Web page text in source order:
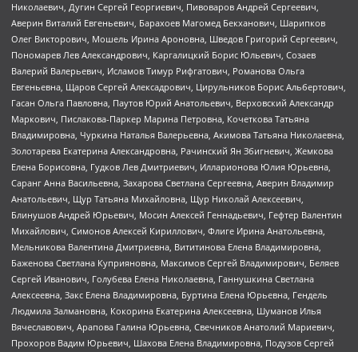
Николаевич, Дугин Сергей Георгиевич, Пивоваров Андрей Сергеевич,
Аверин Виталий Евгеньевич, Барахоев Магомед Бекханович, Шарипков
Олег Викторович, Мошель Ирина Ароновна, Шведов Григорий Сергеевич,
Пономарев Лев Александрович, Каргалицкий Борис Юльевич, Созаев
Валерий Валерьевич, Исламов Тимур Рифгатович, Романова Ольга
Евгеньевна, Щаров Сергей Алексадрович, Цирульников Борис Альбертович,
Гасан Ольга Павловна, Паутов Юрий Анатольевич, Верховский Александр
Маркович, Пислакова-Паркер Марина Петровна, Кочеткова Татьяна
Владимировна, Чуркина Наталья Валерьевна, Акимова Татьяна Николаевна,
Золотарева Екатерина Александровна, Рачинский Ян Збигневич, Жемкова
Елена Борисовна, Гудков Лев Дмитриевич, Илларионова Юлия Юрьевна,
Саранг Анна Васильевна, Захарова Светлана Сергеевна, Аверин Владимир
Анатольевич, Щур Татьяна Михайловна, Щур Николай Алексеевич,
Блинушов Андрей Юрьевич, Мосин Алексей Геннадьевич, Гефтер Валентин
Михайлович, Симонов Алексей Кириллович, Флиге Ирина Анатольевна,
Мельникова Валентина Дмитриевна, Вититинова Елена Владимировна,
Баженова Светлана Куприяновна, Максимов Сергей Владимирович, Беляев
Сергей Иванович, Голубева Елена Николаевна, Ганнушкина Светлана
Алексеевна, Закс Елена Владимировна, Буртина Елена Юрьевна, Гендель
Людмила Залмановна, Кокорина Екатерина Алексеевна, Шуманов Илья
Вячеславович, Арапова Галина Юрьевна, Свечников Анатолий Мариевич,
Прохоров Вадим Юрьевич, Шахова Елена Владимировна, Подузов Сергей